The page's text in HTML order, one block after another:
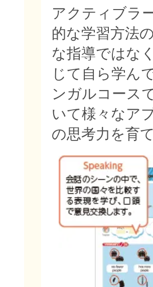
アクティブラ
的な学習方法
な指導ではな
じて自ら学ん
ンガルコース
いて様々なア
の思考力を育